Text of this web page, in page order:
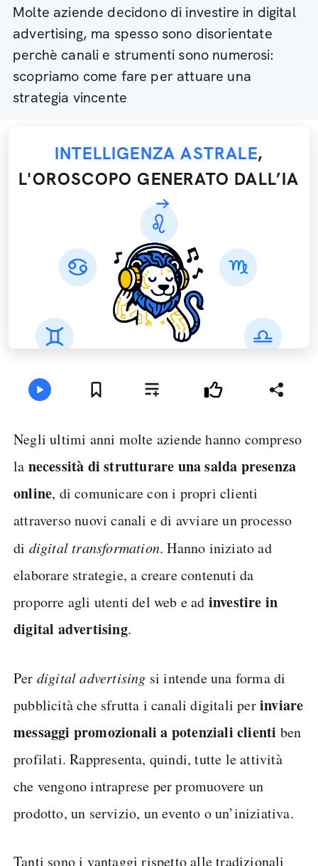
Molte aziende decidono di investire in digital
advertising, ma spesso sono disorientate
perchè canali e strumenti sono numerosi:
scopriamo come fare per attuare una
strategia vincente
INTELLIGENZA ASTRALE,
L'OROSCOPO GENERATO DALL’IA
Negli ultimi anni molte aziende hanno compreso
la necessità di strutturare una salda presenza
online, di comunicare con i propri clienti
attraverso nuovi canali e di avviare un processo
di digital transformation. Hanno iniziato ad
elaborare strategie, a creare contenuti da
proporre agli utenti del web e ad investire in
digital advertising.
Per digital advertising si intende una forma di
pubblicità che sfrutta i canali digitali perinviare
messaggi promozionali a potenziali clienti ben
profilati. Rappresenta, quindi, tutte le attività
che vengono intraprese per promuovere un
prodotto, un servizio, un evento o un’iniziativa.
Tanti sono i vantaggi rispetto alle tradizionali